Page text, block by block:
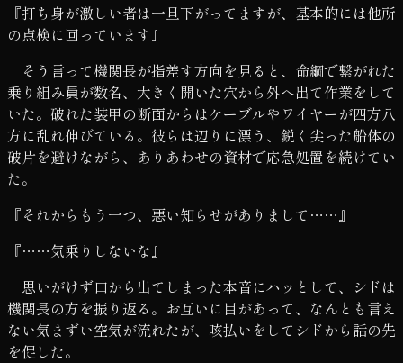
『打ち身が激しい者は一旦下がってますが、基本的には他所
の点検に回っています』
そう言って機関長が指差す方向を見ると、命綱で繋がれた
乗り組み員が数名、大きく開いた穴から外へ出て作業をして
いた。破れた装甲の断面からはケーブルやワイヤーが四方八
方に乱れ伸びている。彼らは辺りに漂う、鋭く尖った船体の
破片を避けながら、ありあわせの資材で応急処置を続けてい
た。
『それからもう一つ、悪い知らせがありまして……』
『……気乗りしないな』
思いがけず口から出てしまった本音にハッとして、シドは
機関長の方を振り返る。お互いに目があって、なんとも言え
ない気まずい空気が流れたが、咳払いをしてシドから話の先
を促した。